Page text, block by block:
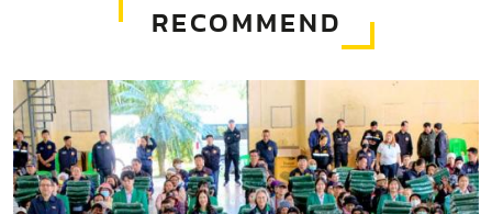
RECOMMEND